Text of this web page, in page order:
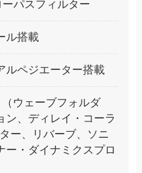
パスフィルター
ル搭載
ルペジエーター搭載
ウェーブフォルダ
ン、ディレイ・コーラ
ー、リバーブ、ソニ
ー・ダイナミクスプロ